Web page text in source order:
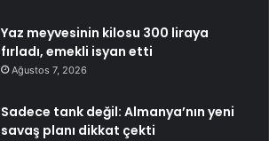
Yaz meyvesinin kilosu 300 liraya
fırladı, emekli isyan etti
Ağustos 7, 2026
Sadece tank değil: Almanya’nın yeni
savaş planı dikkat çekti